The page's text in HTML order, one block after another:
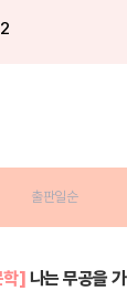
그리고 눈을 떠보니
출판일순
학] 나는 무공을